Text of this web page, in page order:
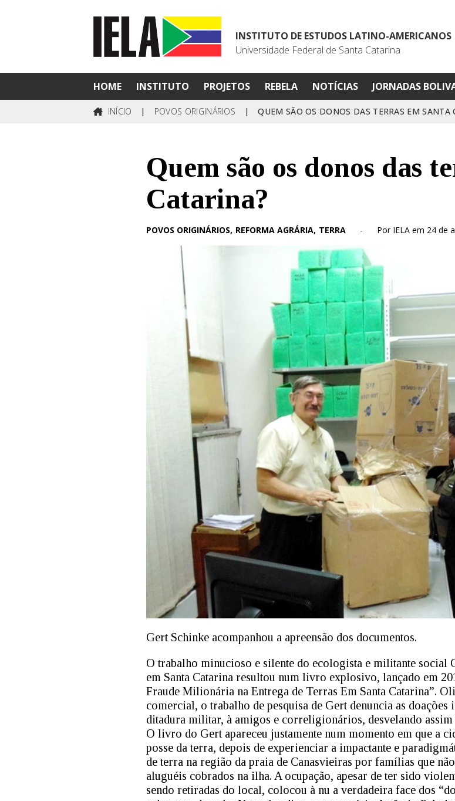
INSTITUTO DE ESTUDOS LATINO-AMERICANOS
Universidade Federal de Santa Catarina
HOME INSTITUTO PROJETOS REBELA NOTÍCIAS JORNADAS
INÍCIO | POVOS ORIGINÁRIOS | QUEM SÃO OS DONOS DAS TERRAS EM SANTA
Quem são os donos das
Catarina?
POVOS ORIGINÁRIOS REFORMA AGRÁRIA TERRA - Por IELA em 24 de
Gert Schinke acompanhou a apreensão dos documentos.
O trabalho minucioso e silente do ecologista e militante social
em Santa Catarina resultou num livro explosivo, lançado em
Fraude Milionária na Entrega de Terras Em Santa Catarina”.
comercial, o trabalho de pesquisa de Gert denuncia as
ditadura militar, à amigos e correligionários, desvelando
O livro do Gert apareceu justamente num momento em que a
posse da terra, depois de experienciar a impactante e
de terra na região da praia de Canasvieiras por famílias que
aluguéis cobrados na ilha. A ocupação, apesar de ter sido
sendo retiradas do local, colocou à nu a verdadeira face dos